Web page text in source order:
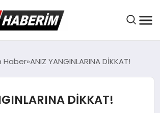
Haber ANIZ YANGINLARINA DİKKAT!
DİKKAT!